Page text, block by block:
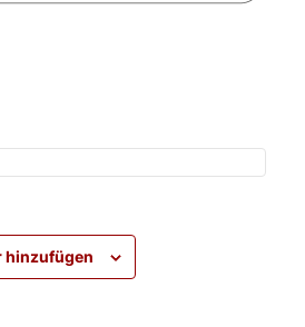
hinzufügen